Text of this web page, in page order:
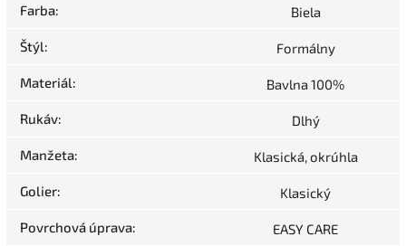
Farba: Biela
Štýl: Formálny
Materiál: Bavlna 100%
Rukáv: Dlhý
Manžeta: Klasická, okrúhla
Golier: Klasický
Povrchová úprava: EASY CARE